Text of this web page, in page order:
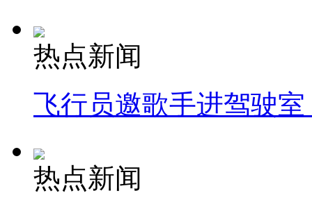
热点新闻
飞行员邀歌手进驾驶
热点新闻